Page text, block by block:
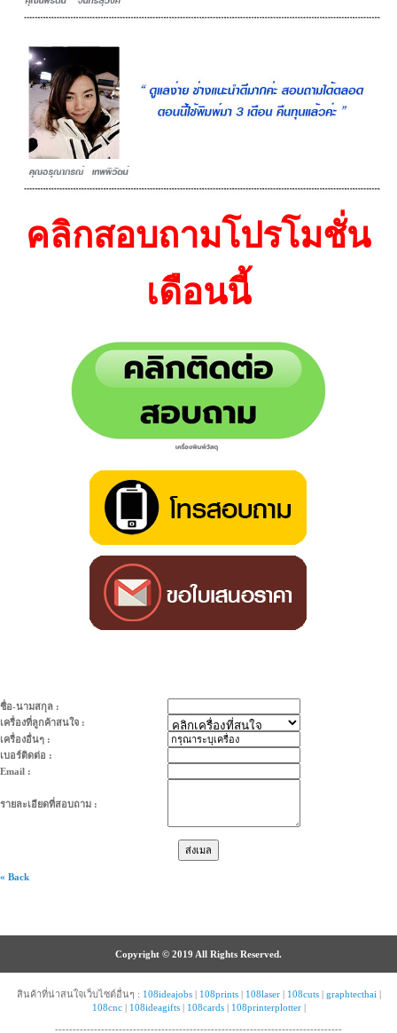
คลิกสอบถามโปรโมชั่น
เดือนนี้
ชื่อ-นามสกุล :
เครื่องที่ลูกค้าสนใจ :
เครื่องอื่นๆ :
เบอร์ติดต่อ :
Email :
รายละเอียดที่สอบถาม :
« Back
Copyright © 2019 All Rights Reserved.
สินค้าที่น่าสนใจเว็บไซต์อื่นๆ : 108ideajobs| 108prints| 108laser| 108cuts| graphtecthai |
108cnc| 108ideagifts| 108cards| 108printerplotter|
---------------------------------------------------------------------------------